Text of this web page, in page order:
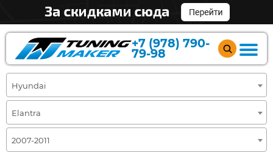
+7 (978) 790-
79-98
Hyundai
Elantra
2007-2011